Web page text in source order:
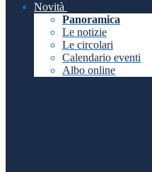
Novità
Panoramica
Le notizie
Le circolari
Calendario eventi
Albo online